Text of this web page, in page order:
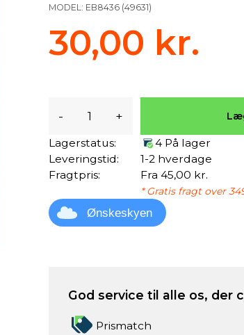
MODEL: EB8436 (49631)
30,00 kr.
- +
Lagerstatus:
4 På lager
Leveringstid:
1-2 hverdage
Fragtpris:
Fra 45,00 kr.
* Gratis fragt over
Ønskeskyen
God service til alle os, der
Prismatch